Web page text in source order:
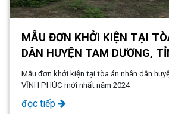
MẪU ĐƠN KHỞI KIỆN TẠI
DÂN HUYỆN TAM DƯƠNG,
MỚI NHẤT NĂM 2024
Mẫu đơn khởi kiện tại tòa án nhân dân
VĨNH PHÚC mới nhất năm 2024
đọc tiếp